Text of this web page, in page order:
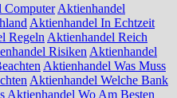
Computer Aktienhandel
Aktienhandel In Echtzeit
Regeln Aktienhandel Reich
Risiken Aktienhandel
Aktienhandel Was Muss
Aktienhandel Welche Bank
Aktienhandel Wo Am Besten